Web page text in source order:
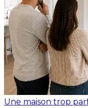
Une maison trop